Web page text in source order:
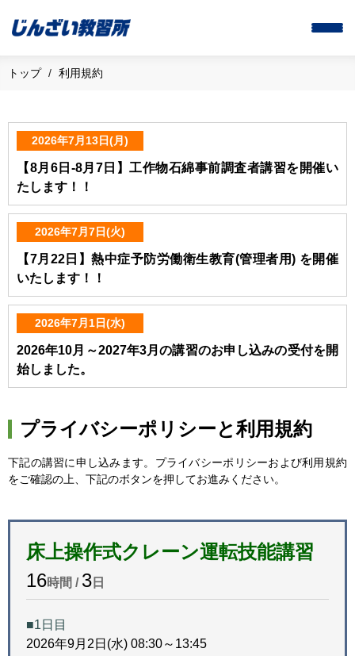
トップ 利用規約
2026年7月13日(月)
【8月6日-8月7日】工作物石綿事前調査者講習を開催い
たします！！
2026年7月7日(火)
【7月22日】熱中症予防労働衛生教育(管理者用) を開催
いたします！！
2026年7月1日(水)
2026年10月～2027年3月の講習のお申し込みの受付を開
始しました。
プライバシーポリシーと利用規約
下記の講習に申し込みます。プライバシーポリシーおよび利用規約
をご確認の上、下記のボタンを押してお進みください。
床上操作式クレーン運転技能講習
16時間 / 3 日
■1日目
2026年9月2日(水) 08:30～13:45